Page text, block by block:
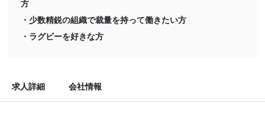
方
・少数精鋭の組織で裁量を持って働きたい方
・ラグビーを好きな方
求人詳細 会社情報